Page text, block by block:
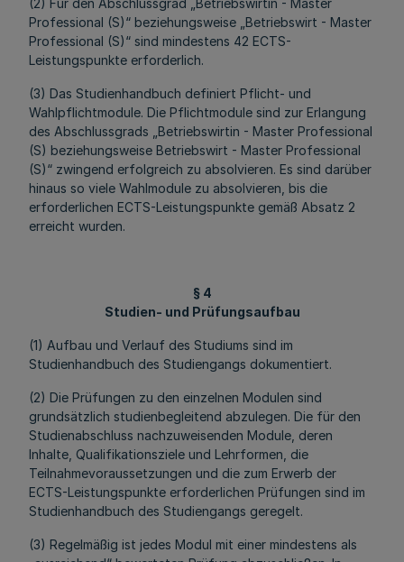
(2) Für den Abschlussgrad „Betriebswirtin - Master
Professional (S)“ beziehungsweise „Betriebswirt - Master
Professional (S)“ sind mindestens 42 ECTS-
Leistungspunkte erforderlich.
(3) Das Studienhandbuch definiert Pflicht- und
Wahlpflichtmodule. Die Pflichtmodule sind zur Erlangung
des Abschlussgrads „Betriebswirtin - Master Professional
(S) beziehungsweise Betriebswirt - Master Professional
(S)“ zwingend erfolgreich zu absolvieren. Es sind darüber
hinaus so viele Wahlmodule zu absolvieren, bis die
erforderlichen ECTS-Leistungspunkte gemäß Absatz 2
erreicht wurden.
§ 4
Studien- und Prüfungsaufbau
(1) Aufbau und Verlauf des Studiums sind im
Studienhandbuch des Studiengangs dokumentiert.
(2) Die Prüfungen zu den einzelnen Modulen sind
grundsätzlich studienbegleitend abzulegen. Die für den
Studienabschluss nachzuweisenden Module, deren
Inhalte, Qualifikationsziele und Lehrformen, die
Teilnahmevoraussetzungen und die zum Erwerb der
ECTS-Leistungspunkte erforderlichen Prüfungen sind im
Studienhandbuch des Studiengangs geregelt.
(3) Regelmäßig ist jedes Modul mit einer mindestens als